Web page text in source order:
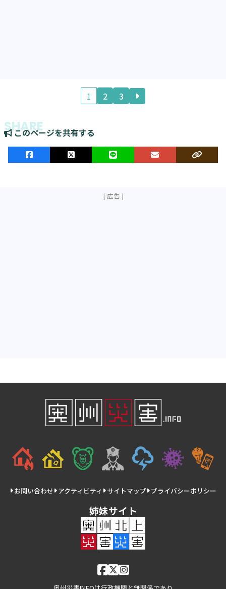
1 2 3
このページを共有する
お問い合わせ アクティビティ サイトマップ プライバシーポリシー
姉妹サイト